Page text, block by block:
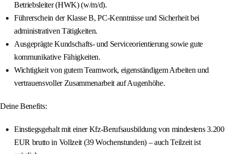
Betriebsleiter (HWK) (w/m/d).
Führerschein der Klasse B, PC-Kenntnisse und Sicherheit bei
administrativen Tätigkeiten.
Ausgeprägte Kundschafts- und Serviceorientierung sowie gute
kommunikative Fähigkeiten.
Wichtigkeit von gutem Teamwork, eigenständigem Arbeiten und
vertrauensvoller Zusammenarbeit auf Augenhöhe.
Deine Benefits:
Einstiegsgehalt mit einer Kfz-Berufsausbildung von mindestens 3.200
EUR brutto in Vollzeit (39 Wochenstunden) – auch Teilzeit ist